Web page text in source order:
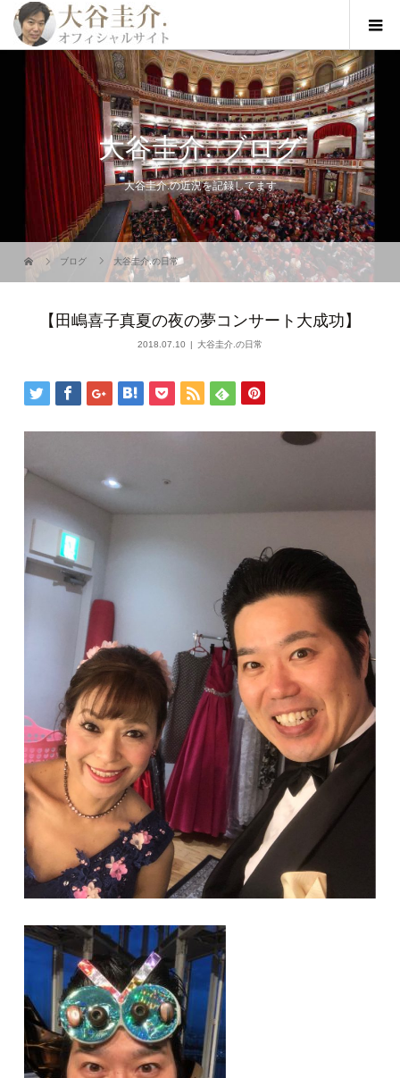
大谷圭介. ブログ
大谷圭介.の近況を記録してます
ブログ 大谷圭介.の日常
【田嶋喜子真夏の夜の夢コンサート大成功】
2018.07.10 大谷圭介.の日常